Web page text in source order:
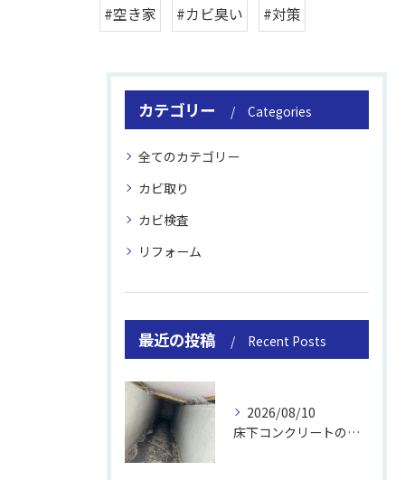
#空き家 #カビ臭い #対策
カテゴリー Categories
全てのカテゴリー
カビ取り
カビ検査
リフォーム
最近の投稿 Recent Posts
2026/08/10
床下コンクリートの除カビ｜施工事例と流れ